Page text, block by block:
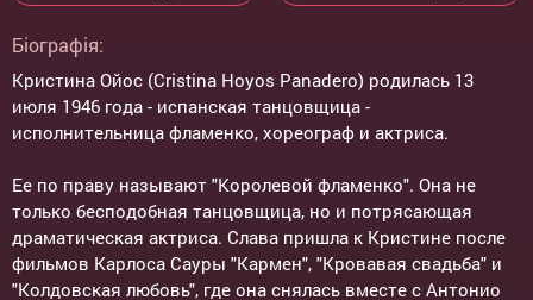
Біографія:
Кристина Ойос (Cristina Hoyos Panadero) родилась 13
июля 1946 года - испанская танцовщица -
исполнительница фламенко, хореограф и актриса.
Ее по праву называют "Королевой фламенко". Она не
только бесподобная танцовщица, но и потрясающая
драматическая актриса. Слава пришла к Кристине после
фильмов Карлоса Сауры "Кармен", "Кровавая свадьба" и
"Колдовская любовь", где она снялась вместе с Антонио